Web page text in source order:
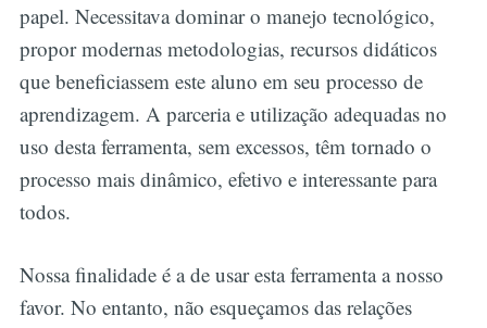
papel. Necessitava dominar o manejo tecnológico,
propor modernas metodologias, recursos didáticos
que beneficiassem este aluno em seu processo de
aprendizagem. A parceria e utilização adequadas no
uso desta ferramenta, sem excessos, têm tornado o
processo mais dinâmico, efetivo e interessante para
todos.
Nossa finalidade é a de usar esta ferramenta a nosso
favor. No entanto, não esqueçamos das relações